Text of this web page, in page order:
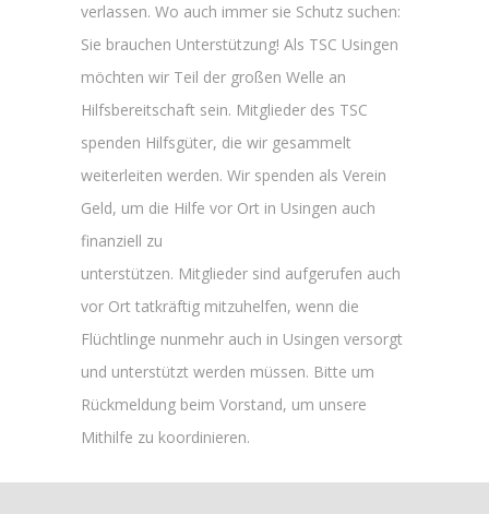
verlassen. Wo auch immer sie Schutz suchen:
Sie brauchen Unterstützung! Als TSC Usingen
möchten wir Teil der großen Welle an
Hilfsbereitschaft sein. Mitglieder des TSC
spenden Hilfsgüter, die wir gesammelt
weiterleiten werden. Wir spenden als Verein
Geld, um die Hilfe vor Ort in Usingen auch
finanziell zu
unterstützen. Mitglieder sind aufgerufen auch
vor Ort tatkräftig mitzuhelfen, wenn die
Flüchtlinge nunmehr auch in Usingen versorgt
und unterstützt werden müssen. Bitte um
Rückmeldung beim Vorstand, um unsere
Mithilfe zu koordinieren.